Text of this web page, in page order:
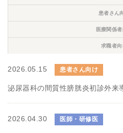
患者さん
医療関係
求職者
2026.05.15 患者さん向け
泌尿器科の間質性膀胱炎初診外来
2026.04.30 医師・研修医